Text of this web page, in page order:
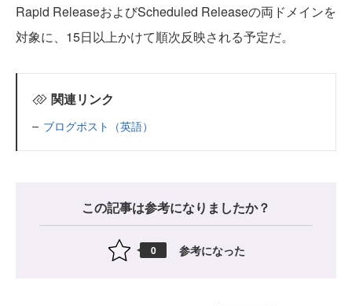
Rapid ReleaseおよびScheduled Releaseの両ドメインを
対象に、15日以上かけて順次反映される予定だ。
関連リンク
ブログポスト（英語）
この記事は参考になりましたか？
0 参考になった